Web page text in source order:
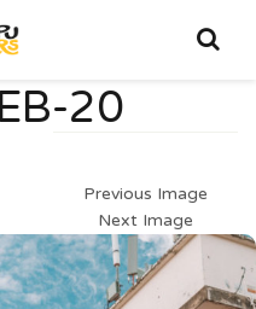
20
Previous Image
Next Image